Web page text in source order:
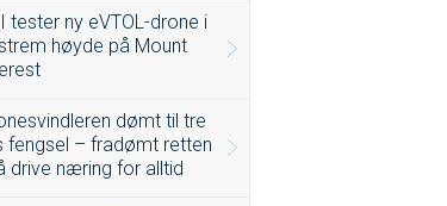
tester ny eVTOL-drone i
høyde på Mount
dømt til tre
fengsel – fradømt retten
drive næring for alltid